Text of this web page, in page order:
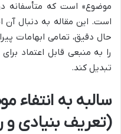
موضوع» است که متأسفانه
است. این مقاله به دنبال آن
حال دقیق، تمامی ابهامات
را به منبعی قابل اعتماد
تبدیل کند.
سالبه به
(تعریف بنیادی